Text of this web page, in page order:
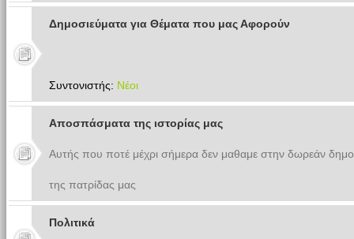
Δημοσιεύματα για Θέματα που μας Αφορούν
Συντονιστής: Νέοι
Αποσπάσματα της ιστορίας μας
Αυτής που ποτέ μέχρι σήμερα δεν μαθαμε στην δωρεάν
της πατρίδας μας
Πολιτικά